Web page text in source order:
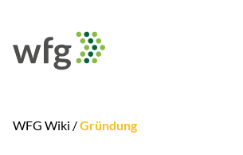
WFG Wiki /Gründung